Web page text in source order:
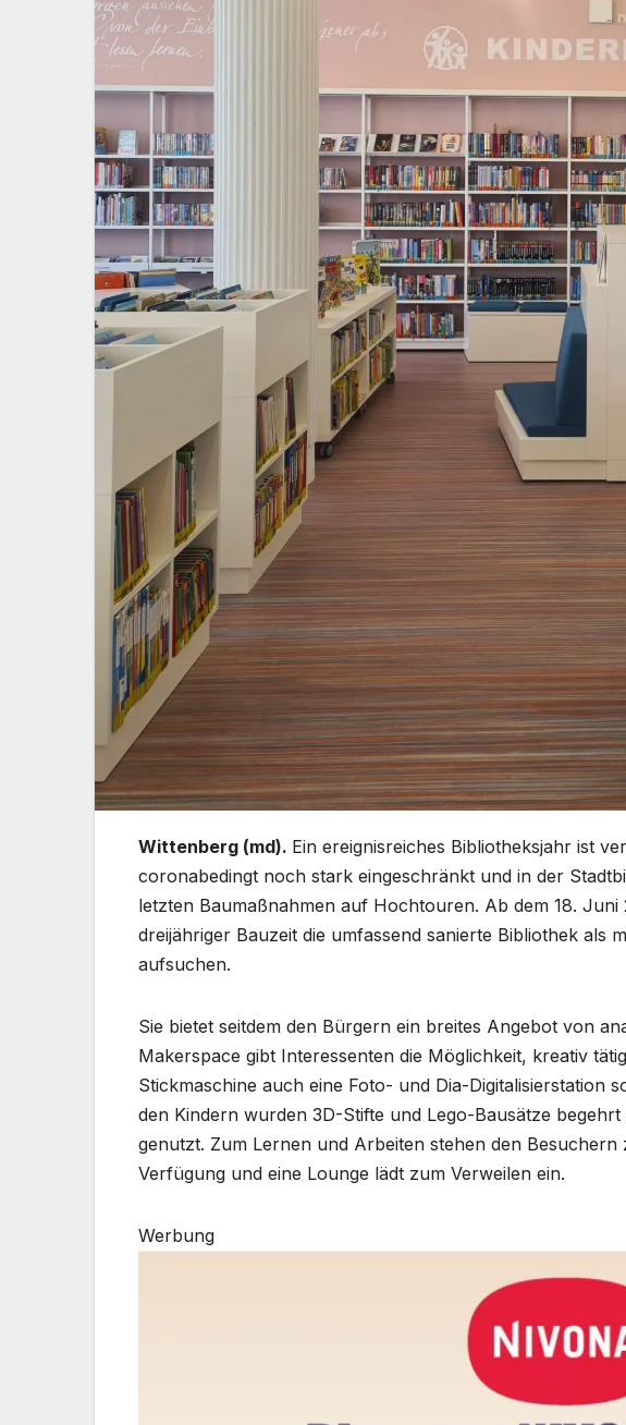
Wittenberg (md). Ein ereignisreiches Bibliotheksjahr ist
coronabedingt noch stark eingeschränkt und in der
letzten Baumaßnahmen auf Hochtouren. Ab dem 18.
dreijähriger Bauzeit die umfassend sanierte Bibliothek als
aufsuchen.
Sie bietet seitdem den Bürgern ein breites Angebot von
Makerspace gibt Interessenten die Möglichkeit, kreativ
Stickmaschine auch eine Foto- und Dia-Digitalisierstation
den Kindern wurden 3D-Stifte und Lego-Bausätze
genutzt. Zum Lernen und Arbeiten stehen den
Verfügung und eine Lounge lädt zum Verweilen ein.
Werbung